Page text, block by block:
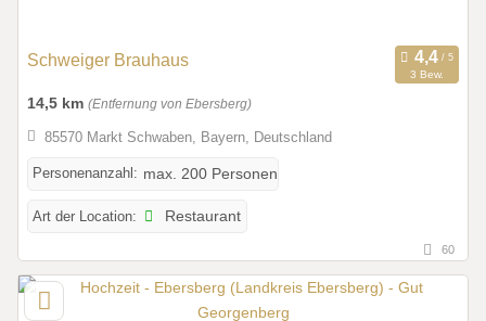
Schweiger Brauhaus
3 Bew.
14,5 km (Entfernung von Ebersberg)
85570 Markt Schwaben, Bayern, Deutschland
Personenanzahl: max. 200 Personen
Art der Location: Restaurant
60